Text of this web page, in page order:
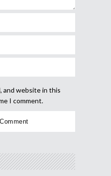
and website in this
I comment.